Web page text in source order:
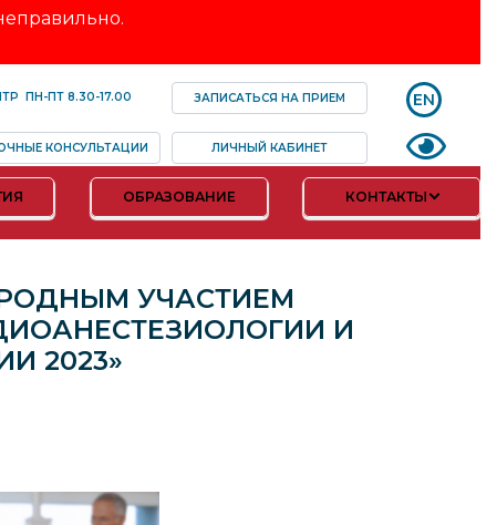
ПН-ПТ 8.30-17.00 ЗАПИСАТЬСЯ НА ПРИЕМ
КОНСУЛЬТАЦИИ ЛИЧНЫЙ КАБИНЕТ
EN
ОБРАЗОВАНИЕ КОНТАКТЫ
УЧАСТИЕМ
И
2023»